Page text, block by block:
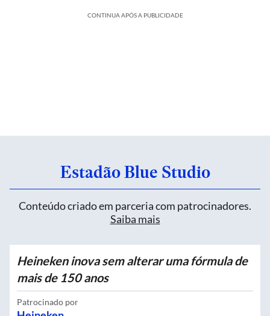
CONTINUA APÓS A PUBLICIDADE
Estadão Blue Studio
Conteúdo criado em parceria com patrocinadores.
Saiba mais
Heineken inova sem alterar uma fórmula de
mais de 150 anos
Patrocinado por